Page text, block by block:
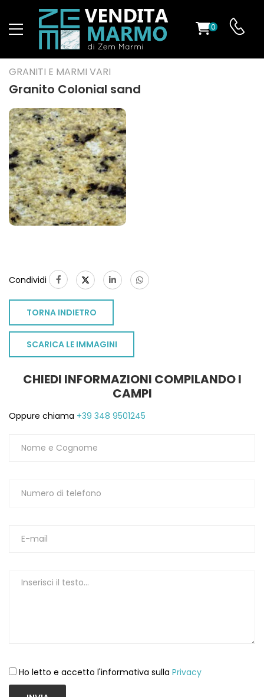
0
GRANITI E MARMI VARI
Granito Colonial sand
Condividi
TORNA INDIETRO
SCARICA LE IMMAGINI
CHIEDI INFORMAZIONI COMPILANDO I
CAMPI
Oppure chiama +39 348 9501245
Ho letto e accetto l'informativa sulla Privacy